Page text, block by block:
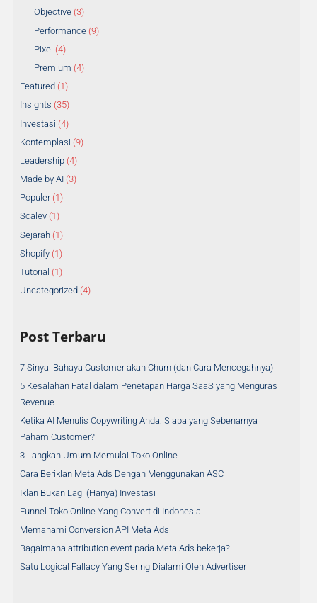
Objective (3)
Performance (9)
Pixel (4)
Premium (4)
Featured (1)
Insights (35)
Investasi (4)
Kontemplasi (9)
Leadership (4)
Made by AI (3)
Populer(1)
Scalev (1)
Sejarah (1)
Shopify (1)
Tutorial (1)
Uncategorized (4)
Post Terbaru
7 Sinyal Bahaya Customer akan Churn (dan Cara Mencegahnya)
5 Kesalahan Fatal dalam Penetapan Harga SaaS yang Menguras
Revenue
Ketika AI Menulis Copywriting Anda: Siapa yang Sebenarnya
Paham Customer?
3 Langkah Umum Memulai Toko Online
Cara Beriklan Meta Ads Dengan Menggunakan ASC
Iklan Bukan Lagi (Hanya) Investasi
Funnel Toko Online Yang Convert di Indonesia
Memahami Conversion API Meta Ads
Bagaimana attribution event pada Meta Ads bekerja?
Satu Logical Fallacy Yang Sering Dialami Oleh Advertiser